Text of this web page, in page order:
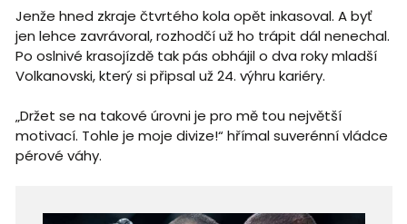
Jenže hned zkraje čtvrtého kola opět inkasoval. A byť
jen lehce zavrávoral, rozhodčí už ho trápit dál nenechal.
Po oslnivé krasojízdě tak pás obhájil o dva roky mladší
Volkanovski, který si připsal už 24. výhru kariéry.
„Držet se na takové úrovni je pro mě tou největší
motivací. Tohle je moje divize!“ hřímal suverénní vládce
pérové váhy.